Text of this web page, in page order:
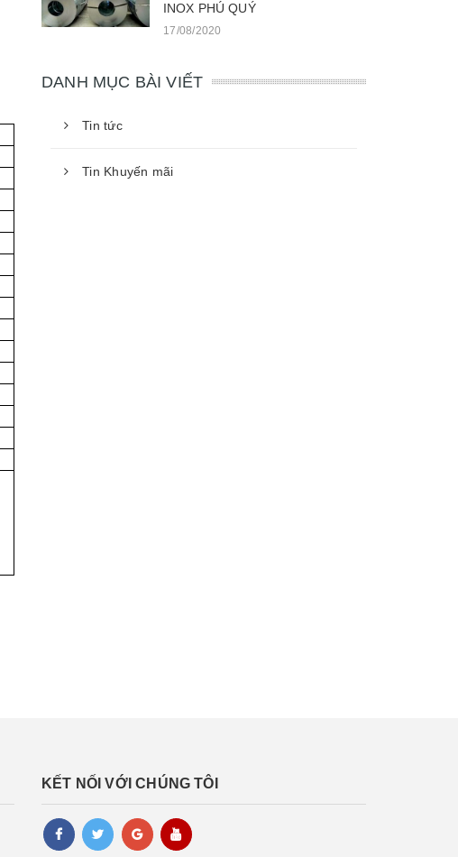
INOX PHÚ QUÝ
17/08/2020
DANH MỤC BÀI VIẾT
Tin tức
Tin Khuyến mãi
KẾT NỐI VỚI CHÚNG TÔI